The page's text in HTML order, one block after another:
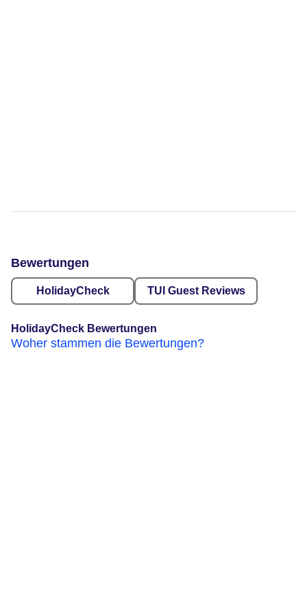
Bewertungen
HolidayCheck TUI Guest Reviews
HolidayCheck Bewertungen
Woher stammen die Bewertungen?